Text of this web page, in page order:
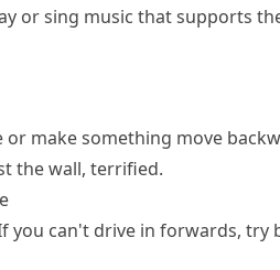
or sing music that supports
or make something move
the wall, terrified.
you can't drive in forwards, try